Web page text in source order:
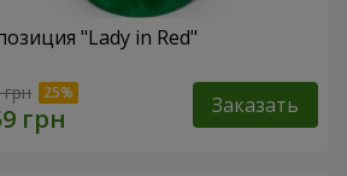
"Lady in Red"
Заказать